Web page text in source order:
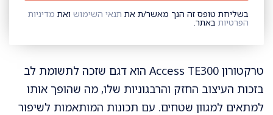
בשליחת טופס זה הנך מאשר/ת את תנאי השימוש ואת מדיניות
הפרטיות באתר.
טרקטורון Access TE300 הוא דגם שזכה לתשומת לב
בזכות העיצוב החזק והרבגוניות שלו, מה שהופך אותו
למתאים למגוון שטחים. עם תכונות המותאמות לשיפור